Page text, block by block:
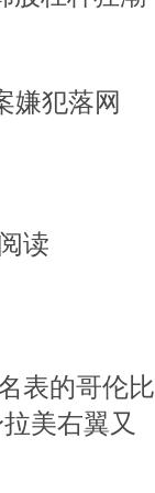
嫌犯落网
读
表的哥伦比
美右翼又